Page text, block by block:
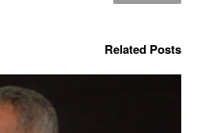
Related Posts